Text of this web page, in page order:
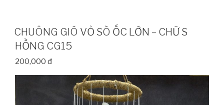
CHUÔNG GIÓ VỎ SÒ ỐC LỚN – CHỮ S
HỒNG CG15
200,000 đ